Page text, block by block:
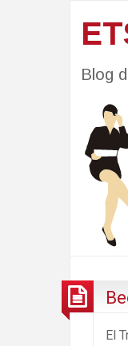
Blog
El